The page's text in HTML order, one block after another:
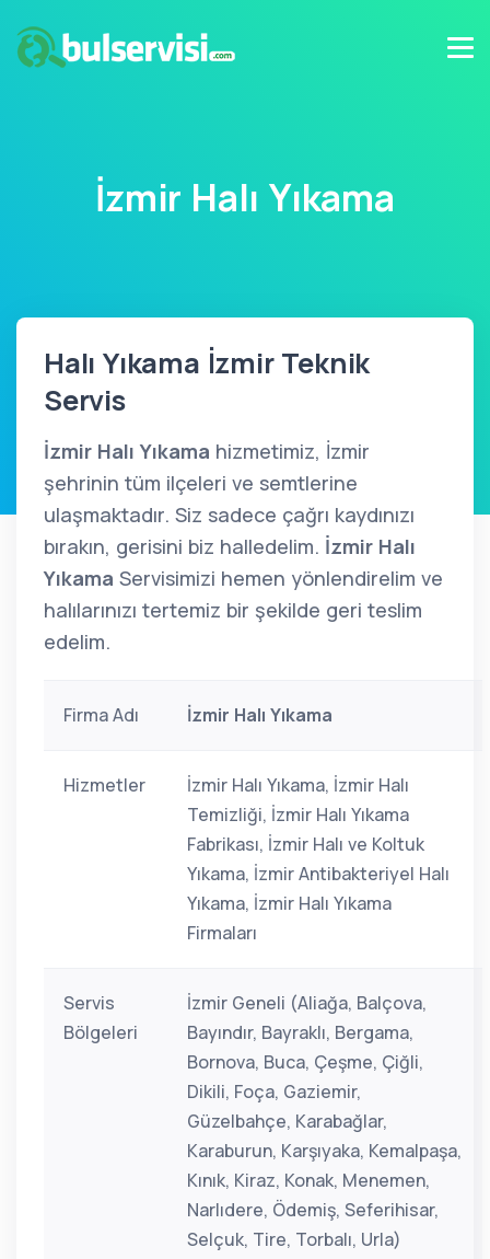
İzmir Halı Yıkama
Halı Yıkama İzmir Teknik
Servis
İzmir Halı Yıkama hizmetimiz, İzmir
şehrinin tüm ilçeleri ve semtlerine
ulaşmaktadır. Siz sadece çağrı kaydınızı
bırakın, gerisini biz halledelim. İzmir Halı
Yıkama Servisimizi hemen yönlendirelim ve
halılarınızı tertemiz bir şekilde geri teslim
edelim.
Firma Adı İzmir Halı Yıkama
Hizmetler
İzmir Halı Yıkama, İzmir Halı
Temizliği, İzmir Halı Yıkama
Fabrikası, İzmir Halı ve Koltuk
Yıkama, İzmir Antibakteriyel Halı
Yıkama, İzmir Halı Yıkama
Firmaları
Servis
Bölgeleri
İzmir Geneli (Aliağa, Balçova,
Bayındır, Bayraklı, Bergama,
Bornova, Buca, Çeşme, Çiğli,
Dikili, Foça, Gaziemir,
Güzelbahçe, Karabağlar,
Karaburun, Karşıyaka, Kemalpaşa,
Kınık, Kiraz, Konak, Menemen,
Narlıdere, Ödemiş, Seferihisar,
Selçuk, Tire, Torbalı, Urla)